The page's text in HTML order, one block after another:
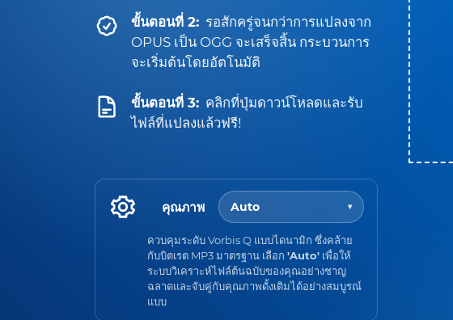
ขั้นตอนที่ 2: รอสักครู่จนกว่าการแปลงจาก
OPUS เป็น OGG จะเสร็จสิ้น กระบวนการ
จะเริ่มต้นโดยอัตโนมัติ
ขั้นตอนที่ 3: คลิกที่ปุ่มดาวน์โหลดและรับ
ไฟล์ที่แปลงแล้วฟรี!
คุณภาพ Auto ▾
ควบคุมระดับ Vorbis Q แบบไดนามิก ซึ่งคล้าย
กับบิตเรต MP3 มาตรฐาน เลือก 'Auto' เพื่อให้
ระบบวิเคราะห์ไฟล์ต้นฉบับของคุณอย่างชาญ
ฉลาดและจับคู่กับคุณภาพดั้งเดิมได้อย่างสมบูรณ์
แบบ